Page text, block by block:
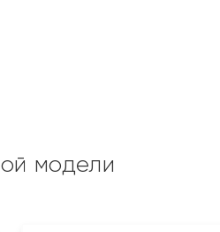
модели